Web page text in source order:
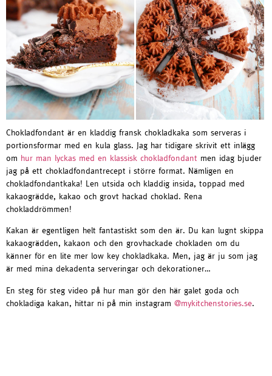
Chokladfondant är en kladdig fransk chokladkaka som serveras i
portionsformar med en kula glass. Jag har tidigare skrivit ett inlägg
om hur man lyckas med en klassisk chokladfondant men idag bjuder
jag på ett chokladfondantrecept i större format. Nämligen en
chokladfondantkaka! Len utsida och kladdig insida, toppad med
kakaogrädde, kakao och grovt hackad choklad. Rena
chokladdrömmen!
Kakan är egentligen helt fantastiskt som den är. Du kan lugnt skippa
kakaogrädden, kakaon och den grovhackade chokladen om du
känner för en lite mer low key chokladkaka. Men, jag är ju som jag
är med mina dekadenta serveringar och dekorationer…
En steg för steg video på hur man gör den här galet goda och
chokladiga kakan, hittar ni på min instagram @mykitchenstories.se.